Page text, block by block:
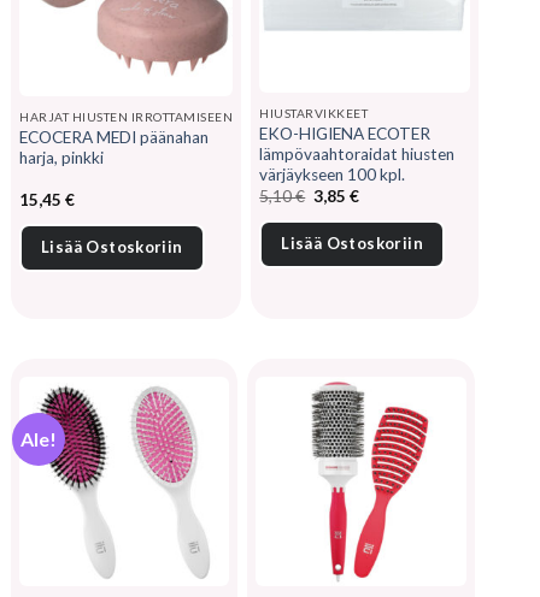
HARJAT HIUSTEN IRROTTAMISEEN
ECOCERA MEDI päänahan
harja, pinkki
15,45 €
Lisää Ostoskoriin
HIUSTARVIKKEET
EKO-HIGIENA ECOTER
lämpövaahtoraidat hiusten
värjäykseen 100 kpl.
5,10€ Alkuperäinen
hinta
oli:
5,10 €.
3,85€Nykyinen
on:
3,85 €.
Lisää Ostoskoriin
Ale!